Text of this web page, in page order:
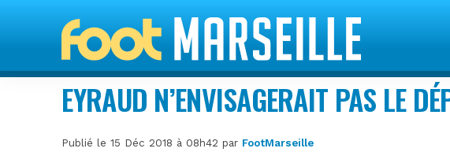
EYRAUD N’ENVISAGERAIT PAS LE
Publié le 15 Déc 2018 à 08h42 par FootMarseille